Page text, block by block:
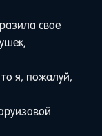
свое
я, пожалуй,